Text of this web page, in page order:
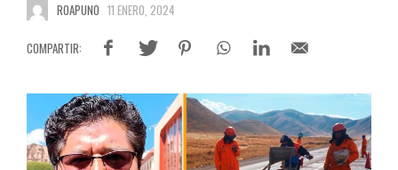
ROAPUNO 11 ENERO, 2024